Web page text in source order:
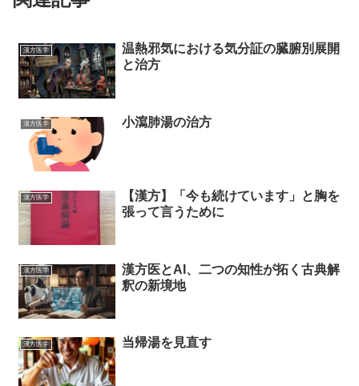
漢方医学
温熱邪気における気分証の臓腑別展開
と治方
漢方医学 小瀉肺湯の治方
漢方医学
【漢方】「今も続けています」と胸を
張って言うために
漢方医学
漢方医とAI、二つの知性が拓く古典解
釈の新境地
漢方医学 当帰湯を見直す